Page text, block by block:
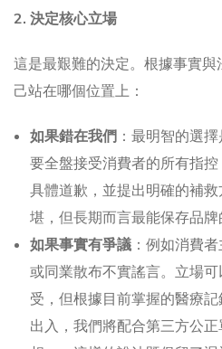
2. 決定核心立場
這是最艱難的決定。根據事實
己站在哪個位置上：
如果錯在我們 ：最明智的選
要全盤接受消費者的所有指
具體道歉，並提出明確的補
堪，但長期而言最能保存品牌
如果事實有爭議 ：例如消費
或同業散布不實謠言。立場
受，但根據目前掌握的醫療
出入，我們將配合第三方公